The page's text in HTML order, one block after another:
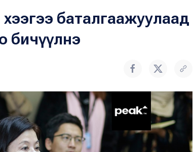
баталгаажуулаад
бичүүлнэ